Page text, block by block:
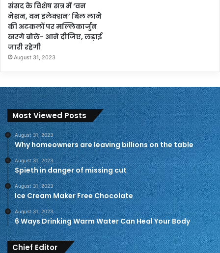
संसद के विशेष सत्र में ‘वन
नेशन, वन इलेक्शन’ बिल लाने
की अटकलों पर मल्लिकार्जुन
खरगे बोले- आने दीजिए, लड़ाई
जारी रहेगी
August 31, 2023
Most Viewed Posts
August 31, 2023
Why homeowners are leaving billions on the table
August 31, 2023
Spieth in danger of missing cut
August 31, 2023
Ice Cream Maker Free Chocolate
August 31, 2023
6 Ways Drinking Warm Water Can Heal Your Body
Chief Editor